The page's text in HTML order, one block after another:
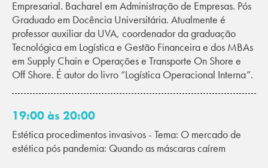
Empresarial. Bacharel em Administração de Empresas. Pós
Graduado em Docência Universitária. Atualmente é
professor auxiliar da UVA, coordenador da graduação
Tecnológica em Logística e Gestão Financeira e dos MBAs
em Supply Chain e Operações e Transporte On Shore e
Off Shore. É autor do livro “Logística Operacional Interna”.
19:00 às 20:00
Estética procedimentos invasivos - Tema: O mercado de
estética pós pandemia: Quando as máscaras caírem